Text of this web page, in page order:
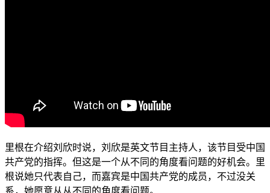
里根在介绍刘欣时说，刘欣是英文节目主持人，该节目受中国
共产党的指挥。但这是一个从不同的角度看问题的好机会。里
根说她只代表自己，而嘉宾是中国共产党的成员，不过没关
系，她愿意从从不同的角度看问题。